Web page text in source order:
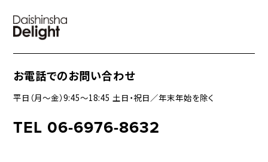
お電話でのお問い合わせ
平日（月〜金）9:45〜18:45 土日・祝日／年末年始を除く
TEL 06-6976-8632